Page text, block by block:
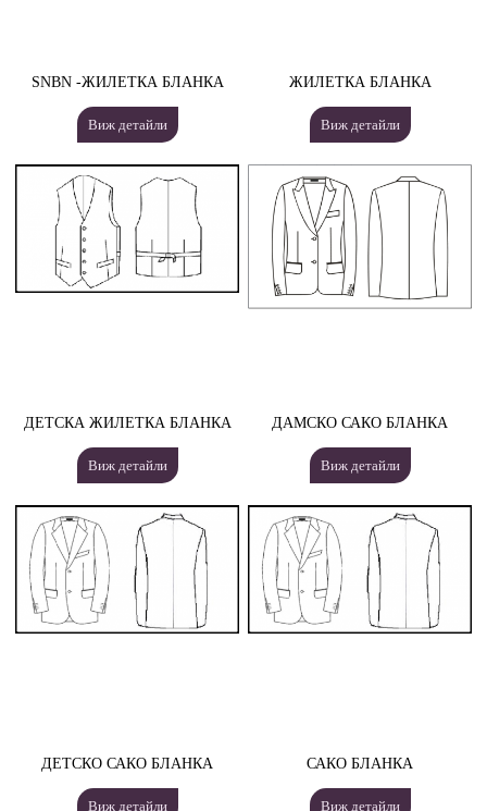
SNBN -ЖИЛЕТКА БЛАНКА
Виж детайли
ЖИЛЕТКА БЛАНКА
Виж детайли
ДЕТСКА ЖИЛЕТКА БЛАНКА
Виж детайли
ДАМСКО САКО БЛАНКА
Виж детайли
ДЕТСКО САКО БЛАНКА
Виж детайли
САКО БЛАНКА
Виж детайли